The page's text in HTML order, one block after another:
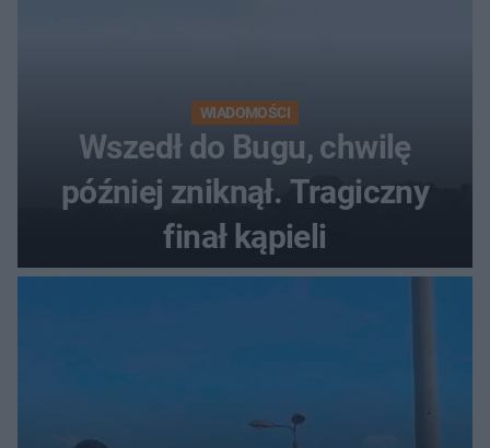
WIADOMOŚCI
Wszedł do Bugu, chwilę
później zniknął. Tragiczny
finał kąpieli